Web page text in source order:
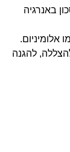
באנרגיה
אלומיניום.
להגנה